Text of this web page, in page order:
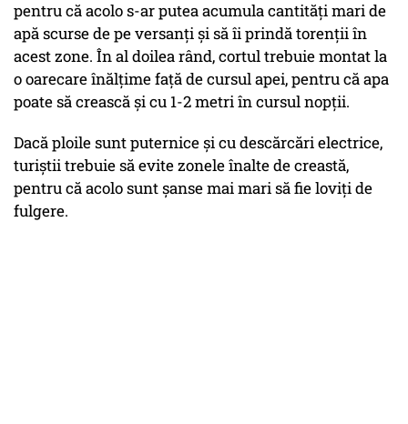
pentru că acolo s-ar putea acumula cantităţi mari de
apă scurse de pe versanţi şi să îi prindă torenţii în
acest zone. În al doilea rând, cortul trebuie montat la
o oarecare înălţime faţă de cursul apei, pentru că apa
poate să crească şi cu 1-2 metri în cursul nopţii.
Dacă ploile sunt puternice şi cu descărcări electrice,
turiştii trebuie să evite zonele înalte de creastă,
pentru că acolo sunt şanse mai mari să fie loviţi de
fulgere.